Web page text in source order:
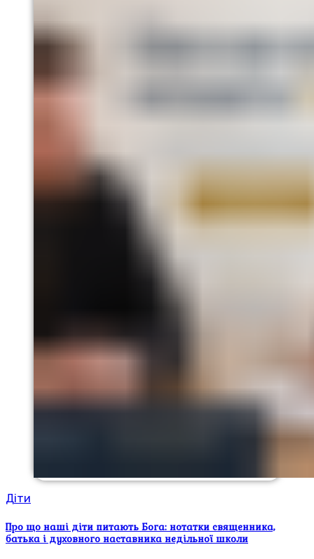
Діти
Про що наші діти питають Бога: нотатки священника,
батька і духовного наставника недільної школи